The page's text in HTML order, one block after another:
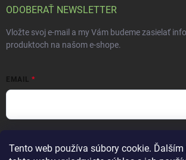
Tento web používa súbory cookie.
ODOBERAŤ NEWSLETTER
Vložte svoj e-mail a my Vám budeme zasielať
produktoch na našom e-shope.
EMAIL